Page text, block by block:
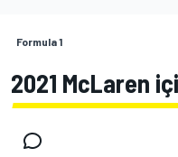
Formula 1
2021 McLaren